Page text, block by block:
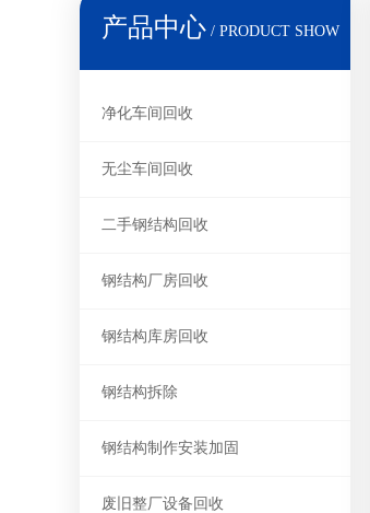
产品中心 / PRODUCT SHOW
净化车间回收
无尘车间回收
二手钢结构回收
钢结构厂房回收
钢结构库房回收
钢结构拆除
钢结构制作安装加固
废旧整厂设备回收